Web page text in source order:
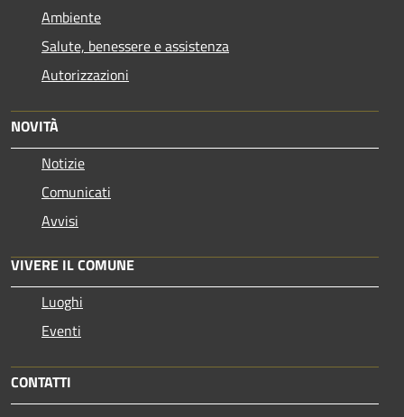
Ambiente
Salute, benessere e assistenza
Autorizzazioni
NOVITÀ
Notizie
Comunicati
Avvisi
VIVERE IL COMUNE
Luoghi
Eventi
CONTATTI